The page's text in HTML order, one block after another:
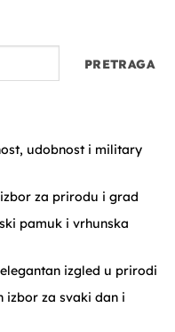
PRETRAGA
udobnost i military
za prirodu i grad
pamuk i vrhunska
izgled u prirodi
izbor za svaki dan i